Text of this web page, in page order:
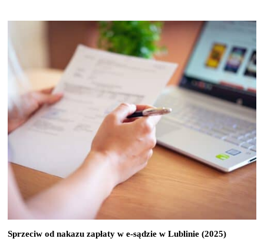
Sprzeciw od nakazu zapłaty w e-sądzie w Lublinie (2025)